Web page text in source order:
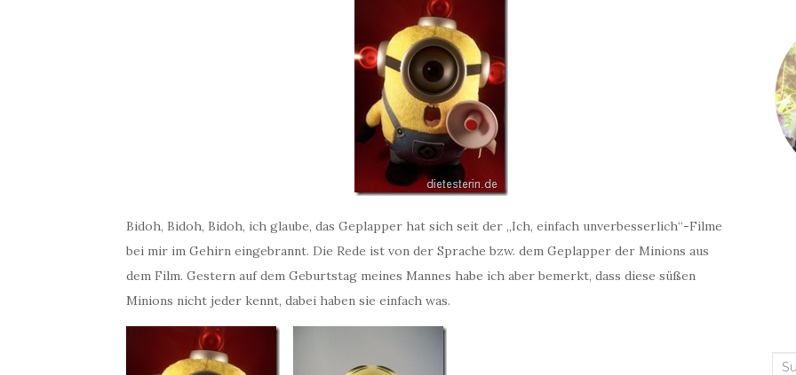
Bidoh, Bidoh, Bidoh, ich glaube, das Geplapper hat sich seit der „Ich, einfach unverbesserlich“-Filme
bei mir im Gehirn eingebrannt. Die Rede ist von der Sprache bzw. dem Geplapper der Minions aus
dem Film. Gestern auf dem Geburtstag meines Mannes habe ich aber bemerkt, dass diese süßen
Minions nicht jeder kennt, dabei haben sie einfach was.